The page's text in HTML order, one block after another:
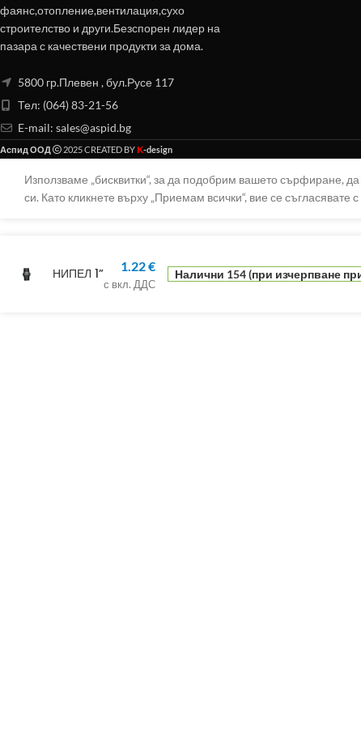
фаянс,отопление,вентилация,сухо
строителство и други.Безспорен лидер на
пазара с качествени продукти за дома.
5800 гр.Плевен , бул.Русе 117
Тел: (064) 83-21-56
E-mail: sales@aspid.bg
Аспид ООД 2025 CREATED BY K-design
Използваме „бисквитки“, за да подобрим вашето сърфиране,
си. Като кликнете върху „Приемам всички“, вие се съгласявате с
НИПЕЛ 1” 1.22€
с вкл. ДДС
Налични 154 (при изчерпване